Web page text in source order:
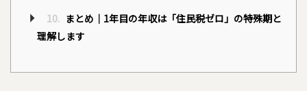
10. まとめ｜1年目の年収は「住民税ゼロ」の特殊期と
理解します